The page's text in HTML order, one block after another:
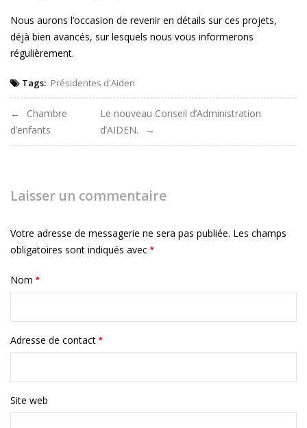
Nous aurons l’occasion de revenir en détails sur ces projets,
déjà bien avancés, sur lesquels nous vous informerons
régulièrement.
Tags: Présidentes d'Aiden
Navigation
de
Chambre
d’enfants
Le nouveau Conseil d’Administration
d’AIDEN.
Laisser un commentaire
Votre adresse de messagerie ne sera pas publiée. Les champs
obligatoires sont indiqués avec *
Nom *
Adresse de contact *
Site web